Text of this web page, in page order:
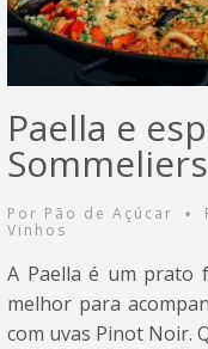
Paella e
Sommeliers
Por Pão de Açúcar •
Vinhos
A Paella é um prato
melhor para
com uvas Pinot Noir.